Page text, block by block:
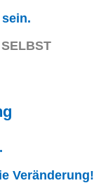
Veränderung!